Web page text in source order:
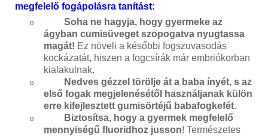
megfelelő fogápolásra tanítást:
o
Soha ne hagyja, hogy gyermeke az
ágyban cumisüveget szopogatva nyugtassa
magát! Ez növeli a későbbi fogszuvasodás
kockázatát, hiszen a fogcsírák már embriókorban
kialakulnak.
o
Nedves gézzel törölje át a baba ínyét, s az
első fogak megjelenésétől használjanak külön
erre kifejlesztett gumisörtéjű babafogkefét.
o
Biztosítsa, hogy a gyermek megfelelő
mennyiségű fluoridhoz jusson! Természetes